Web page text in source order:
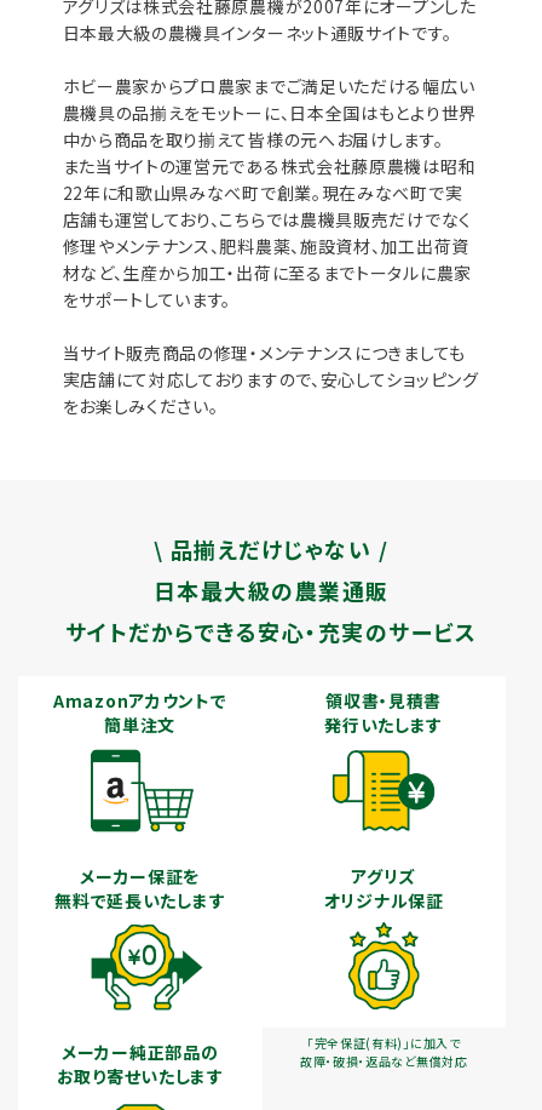
アグリズは株式会社藤原農機が2007年にオープンした
日本最大級の農機具インターネット通販サイトです。
ホビー農家からプロ農家までご満足いただける幅広い
農機具の品揃えをモットーに、日本全国はもとより世界
中から商品を取り揃えて皆様の元へお届けします。
また当サイトの運営元である株式会社藤原農機は昭和
22年に和歌山県みなべ町で創業。現在みなべ町で実
店舗も運営しており、こちらでは農機具販売だけでなく
修理やメンテナンス、肥料農薬、施設資材、加工出荷資
材など、生産から加工・出荷に至るまでトータルに農家
をサポートしています。
当サイト販売商品の修理・メンテナンスにつきましても
実店舗にて対応しておりますので、安心してショッピング
をお楽しみください。
\ 品揃えだけじゃない /
日本最大級の農業通販
サイトだからできる安心・充実のサービス
Amazonアカウントで
簡単注文
領収書・見積書
発行いたします
メーカー保証を
無料で延長いたします
アグリズ
オリジナル保証
「完全保証(有料)」に加入で
故障・破損・返品など無償対応
メーカー純正部品の
お取り寄せいたします